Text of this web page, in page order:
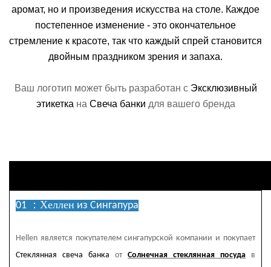
аромат, но и произведения искусства на столе. Каждое
постепенное изменение - это окончательное
стремление к красоте, так что каждый спрей становится
двойным праздником зрения и запаха.
Ваш логотип может быть разработан с Эксклюзивный
этикетка на Свеча банки для вашего бренда
01 ： Хеллен из Сингапура
Hellen является покупателем сингапурской компании и покупает
Стеклянная свеча банка
от Солнечная стеклянная посуда в